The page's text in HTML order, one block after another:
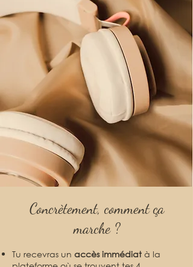
Concrètement, comment ça
marche ?
Tu recevras un accès immédiat à la